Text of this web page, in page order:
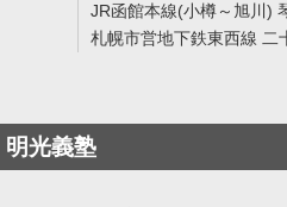
JR函館本線(小樽～旭川)
札幌市営地下鉄東西線 二
明光義塾